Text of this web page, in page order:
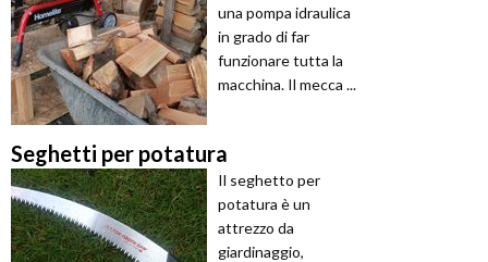
una pompa idraulica
in grado di far
funzionare tutta la
macchina. Il mecca ...
Seghetti per potatura
Il seghetto per
potatura è un
attrezzo da
giardinaggio,